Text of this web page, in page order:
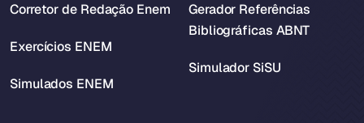
Corretor de Redação Enem
Exercícios ENEM
Simulados ENEM
Gerador Referências
Bibliográficas ABNT
Simulador SiSU